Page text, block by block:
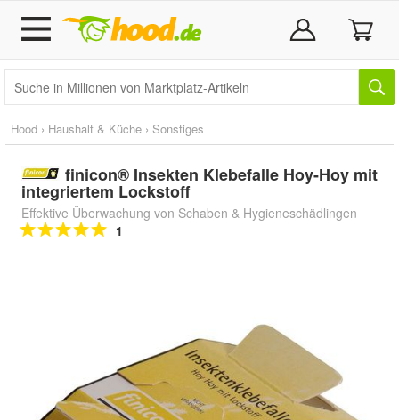
Hood › Haushalt & Küche › Sonstiges
finicon® Insekten Klebefalle Hoy-Hoy mit
integriertem Lockstoff
Effektive Überwachung von Schaben & Hygieneschädlingen
1